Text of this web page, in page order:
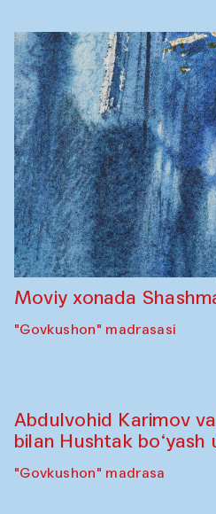
Moviy xonada
"Govkushon" madrasasi
Abdulvohid Karimov
bilan Hushtak bo‘yash
"Govkushon" madrasa